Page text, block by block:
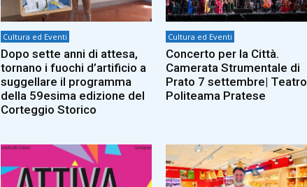
Cultura ed Eventi
Dopo sette anni di attesa,
tornano i fuochi d’artificio a
suggellare il programma
della 59esima edizione del
Corteggio Storico
Cultura ed Eventi
Concerto per la Città.
Camerata Strumentale di
Prato 7 settembre| Teatro
Politeama Pratese